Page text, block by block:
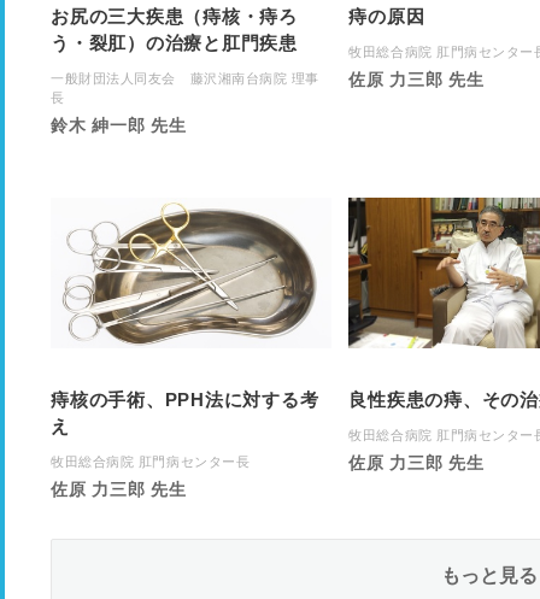
お尻の三大疾患（痔核・痔ろ
う・裂肛）の治療と肛門疾患
一般財団法人同友会 藤沢湘南台病院 理事
長
鈴木 紳一郎 先生
痔の原因
牧田総合病院 肛門病センター
佐原 力三郎 先生
痔核の手術、PPH法に対する考
え
牧田総合病院 肛門病センター長
佐原 力三郎 先生
良性疾患の痔、その
牧田総合病院 肛門病センター
佐原 力三郎 先生
もっと見る